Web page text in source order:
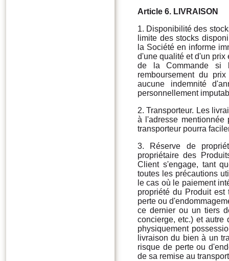
Article 6. LIVRAISON
1. Disponibilité des
limite des stocks
la Société en informe
d'une qualité et d'un prix
de la Commande si
remboursement du
aucune indemnité
personnellement
2. Transporteur. Les
à l'adresse
transporteur pourra
3. Réserve de
propriétaire des
Client s'engage, tant
toutes les précautions
le cas où le paiement
propriété du Produit
perte ou
ce dernier ou un tiers
concierge, etc.) et autre
physiquement
livraison du bien à un
risque de perte ou
de sa remise au